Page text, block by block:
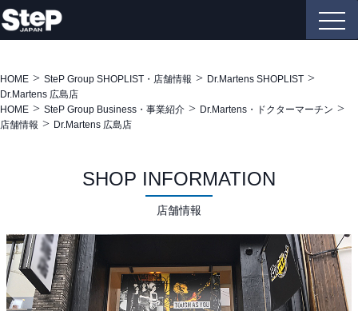
HOME SteP Group SHOPLIST・店舗情報
Dr.Martens SHOPLIST
Dr.Martens 広島店
HOME
SteP Group Business・事業紹介
Dr.Martens・ドクターマーチン
店舗情報
Dr.Martens 広島店
SHOP INFORMATION
店舗情報